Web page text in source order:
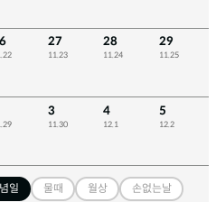
27
11.23
28
11.24
29
11.25
3
11.30
4
12.1
5
12.2
일 물때 월상 손없는날